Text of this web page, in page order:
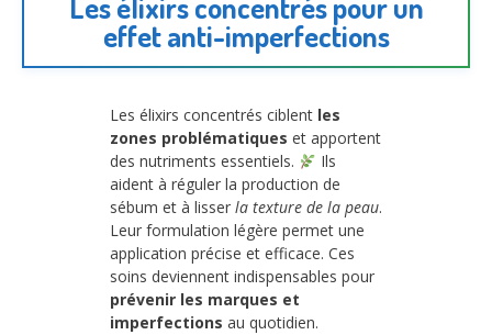
Les élixirs concentrés pour un
effet anti-imperfections
Les élixirs concentrés ciblent les
zones problématiques et apportent
des nutriments essentiels.
Ils
aident à réguler la production de
sébum et à lisser la texture de la peau.
Leur formulation légère permet une
application précise et efficace. Ces
soins deviennent indispensables pour
prévenir les marques et
imperfections au quotidien.